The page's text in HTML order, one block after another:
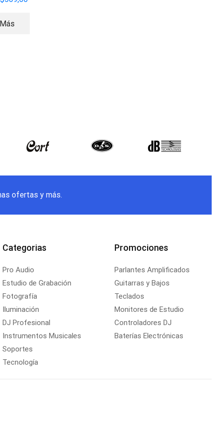
ofertas y más.
Categorias
Pro Audio
Estudio de Grabación
Fotografía
Iluminación
DJ Profesional
Instrumentos Musicales
Soportes
Tecnología
Promociones
Parlantes Amplificados
Guitarras y Bajos
Teclados
Monitores de Estudio
Controladores DJ
Baterías Electrónicas